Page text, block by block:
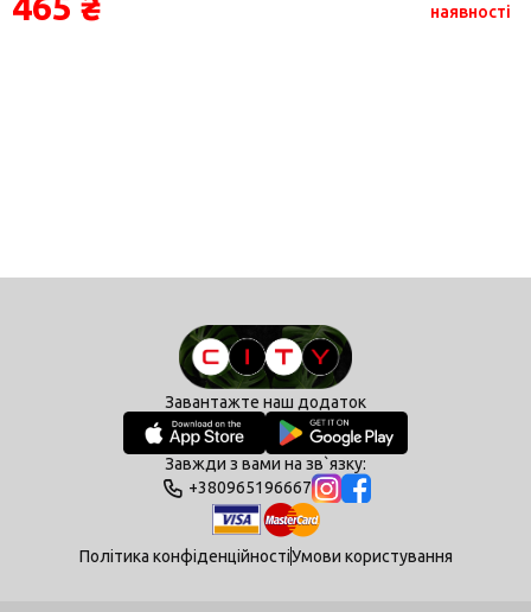
наявності
Завантажте наш додаток
Завжди з вами на зв`язку:
+380965196667
Політика конфіденційностіУмови користування